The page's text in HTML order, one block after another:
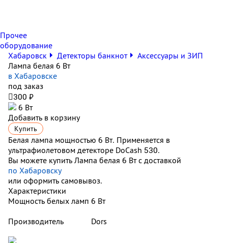
Прочее
оборудование
Хабаровск
Детекторы банкнот
Аксессуары и ЗИП
Лампа белая 6 Вт
в Хабаровске
под заказ
300 ₽
6 Вт
Добавить в корзину
Купить
Белая лампа мощностью 6 Вт. Применяется в
ультрафиолетовом детекторе DoCash 530.
Вы можете купить Лампа белая 6 Вт с доставкой
по Хабаровску
или оформить самовывоз.
Характеристики
Мощность белых ламп 6 Вт
Производитель
Dors